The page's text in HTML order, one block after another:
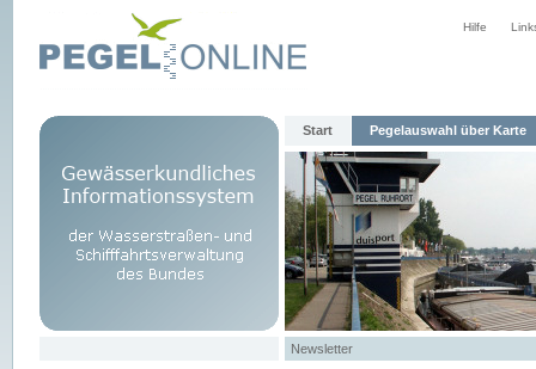
Hilfe
Start Pegelauswahl über Karte
Newsletter